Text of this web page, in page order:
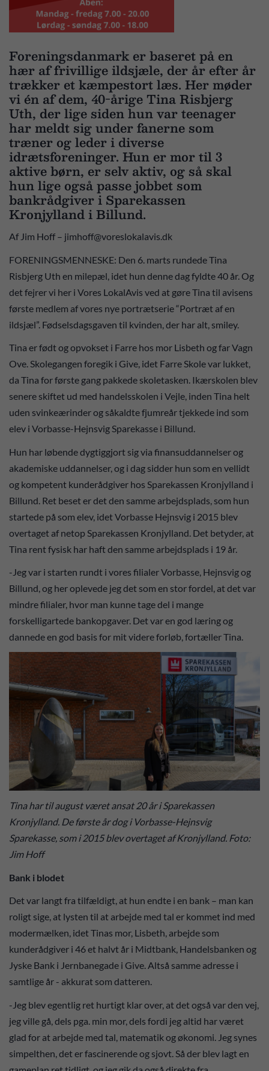
Foreningsdanmark er baseret på en
hær af frivillige ildsjæle, der år efter år
trækker et kæmpestort læs. Her møder
vi én af dem, 40-årige Tina Risbjerg
Uth, der lige siden hun var teenager
har meldt sig under fanerne som
træner og leder i diverse
idrætsforeninger. Hun er mor til 3
aktive børn, er selv aktiv, og så skal
hun lige også passe jobbet som
bankrådgiver i Sparekassen
Kronjylland i Billund.
Af Jim Hoff – jimhoff@voreslokalavis.dk
FORENINGSMENNESKE: Den 6. marts rundede Tina
Risbjerg Uth en milepæl, idet hun denne dag fyldte 40 år. Og
det fejrer vi her i Vores LokalAvis ved at gøre Tina til avisens
første medlem af vores nye portrætserie “Portræt af en
ildsjæl”. Fødselsdagsgaven til kvinden, der har alt, smiley.
Tina er født og opvokset i Farre hos mor Lisbeth og far Vagn
Ove. Skolegangen foregik i Give, idet Farre Skole var lukket,
da Tina for første gang pakkede skoletasken. Ikærskolen blev
senere skiftet ud med handelsskolen i Vejle, inden Tina helt
uden svinkeærinder og såkaldte fjumreår tjekkede ind som
elev i Vorbasse-Hejnsvig Sparekasse i Billund.
Hun har løbende dygtiggjort sig via finansuddannelser og
akademiske uddannelser, og i dag sidder hun som en vellidt
og kompetent kunderådgiver hos Sparekassen Kronjylland i
Billund. Ret beset er det den samme arbejdsplads, som hun
startede på som elev, idet Vorbasse Hejnsvig i 2015 blev
overtaget af netop Sparekassen Kronjylland. Det betyder, at
Tina rent fysisk har haft den samme arbejdsplads i 19 år.
-Jeg var i starten rundt i vores filialer Vorbasse, Hejnsvig og
Billund, og her oplevede jeg det som en stor fordel, at det var
mindre filialer, hvor man kunne tage del i mange
forskelligartede bankopgaver. Det var en god læring og
dannede en god basis for mit videre forløb, fortæller Tina.
Tina har til august været ansat 20 år i Sparekassen
Kronjylland. De første år dog i Vorbasse-Hejnsvig
Sparekasse, som i 2015 blev overtaget af Kronjylland. Foto:
Jim Hoff
Bank i blodet
Det var langt fra tilfældigt, at hun endte i en bank – man kan
roligt sige, at lysten til at arbejde med tal er kommet ind med
modermælken, idet Tinas mor, Lisbeth, arbejde som
kunderådgiver i 46 et halvt år i Midtbank, Handelsbanken og
Jyske Bank i Jernbanegade i Give. Altså samme adresse i
samtlige år - akkurat som datteren.
-Jeg blev egentlig ret hurtigt klar over, at det også var den vej,
jeg ville gå, dels pga. min mor, dels fordi jeg altid har været
glad for at arbejde med tal, matematik og økonomi. Jeg synes
simpelthen, det er fascinerende og sjovt. Så der blev lagt en